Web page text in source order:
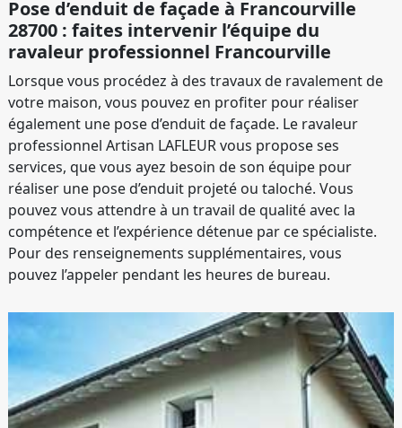
Pose d’enduit de façade à Francourville
28700 : faites intervenir l’équipe du
ravaleur professionnel Francourville
Lorsque vous procédez à des travaux de ravalement de
votre maison, vous pouvez en profiter pour réaliser
également une pose d’enduit de façade. Le ravaleur
professionnel Artisan LAFLEUR vous propose ses
services, que vous ayez besoin de son équipe pour
réaliser une pose d’enduit projeté ou taloché. Vous
pouvez vous attendre à un travail de qualité avec la
compétence et l’expérience détenue par ce spécialiste.
Pour des renseignements supplémentaires, vous
pouvez l’appeler pendant les heures de bureau.